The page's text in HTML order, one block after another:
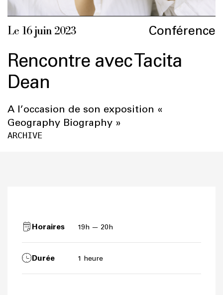
Le 16 juin 2023 Conférence
Rencontre avec Tacita
Dean
A l’occasion de son exposition «
Geography Biography »
ARCHIVE
Horaires 19h — 20h
Durée 1 heure